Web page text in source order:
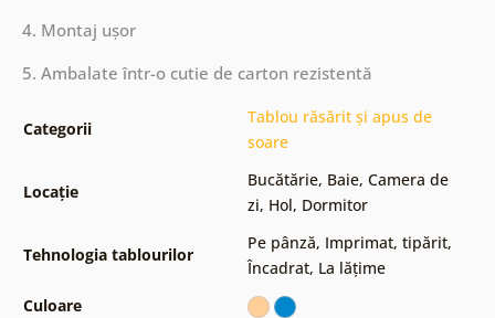
4. Montaj ușor
5. Ambalate într-o cutie de carton rezistentă
Categorii
Tablou răsărit și apus de
soare
Locație
Bucătărie, Baie, Camera de
zi, Hol, Dormitor
Tehnologia tablourilor
Pe pânză, Imprimat, tipărit,
Încadrat, La lățime
Culoare